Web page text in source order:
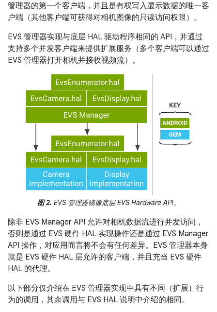
管理器的第一个客户端，并且是有权写入显示数据的唯一客
户端（其他客户端可获得对相机图像的只读访问权限）。
EVS 管理器实现与底层 HAL 驱动程序相同的 API，并通过
支持多个并发客户端来提供扩展服务（多个客户端可以通过
EVS 管理器打开相机并接收视频流）。
图 2. EVS 管理器镜像底层 EVS Hardware API。
除非 EVS Manager API 允许对相机数据流进行并发访问，
否则是通过 EVS 硬件 HAL 实现操作还是通过 EVS Manager
API 操作，对应用而言将不会有任何差异。EVS 管理器本身
就是 EVS 硬件 HAL 层允许的客户端，并且充当 EVS 硬件
HAL 的代理。
以下部分仅介绍在 EVS 管理器实现中具有不同（扩展）行
为的调用，其余调用与 EVS HAL 说明中介绍的相同。